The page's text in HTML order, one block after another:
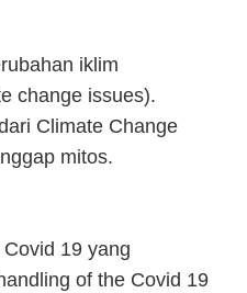
iklim
change issues).
Climate Change
mitos.
19 yang
of the Covid 19